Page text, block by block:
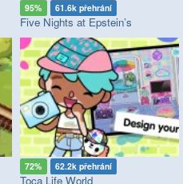
95% 61.6k přehrání
Five Nights at Epstein’s
72% 62.2k přehrání
Toca Life World